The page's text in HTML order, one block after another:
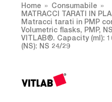
Home
Consumabile
MATRACCI TARATI IN
Matracci tarati in PMP
Volumetric flasks, PMP,
VITLAB®. Capacity (ml):
(NS): NS 24/29